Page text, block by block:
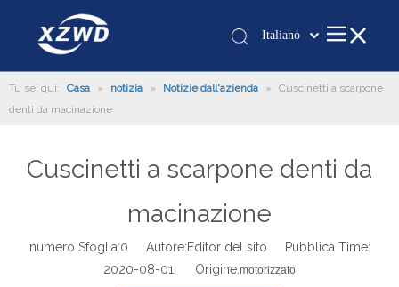
Italiano
românesc
한국어
Deutsch
Português
Español
Tu sei qui: Casa » notizia » Notizie dall'azienda »
Cuscinetti a scarpone
denti da macinazione
Cuscinetti a scarpone denti da
macinazione
numero Sfoglia:0 Autore:Editor del sito Pubblica Time:
2020-08-01 Origine:motorizzato